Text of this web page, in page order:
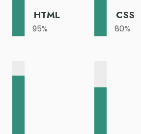
HTML
95%
CSS
80%